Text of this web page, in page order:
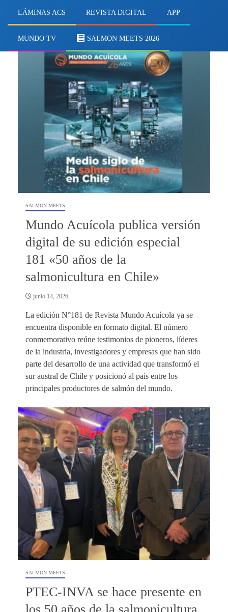
LÁMINAS ACS REVISTA DIGITAL APP
MUNDO TV SALMON MEETS 2026
Carlos Wurmann
SALMON MEETS
Mundo Acuícola publica versión
digital de su edición especial
181 «50 años de la
salmonicultura en Chile»
junio 14, 2026
La edición N°181 de Revista Mundo Acuícola ya se
encuentra disponible en formato digital. El número
conmemorativo reúne testimonios de pioneros, líderes
de la industria, investigadores y empresas que han sido
parte del desarrollo de una actividad que transformó el
sur austral de Chile y posicionó al país entre los
principales productores de salmón del mundo.
SALMON MEETS
PTEC-INVA se hace presente en